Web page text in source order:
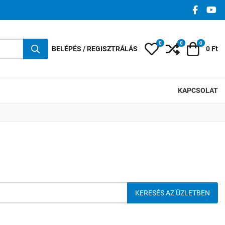
BELÉPÉS / REGISZTRÁLÁS Kedvencek
0 0 Kosár
0
0 Ft
KAPCSOLAT